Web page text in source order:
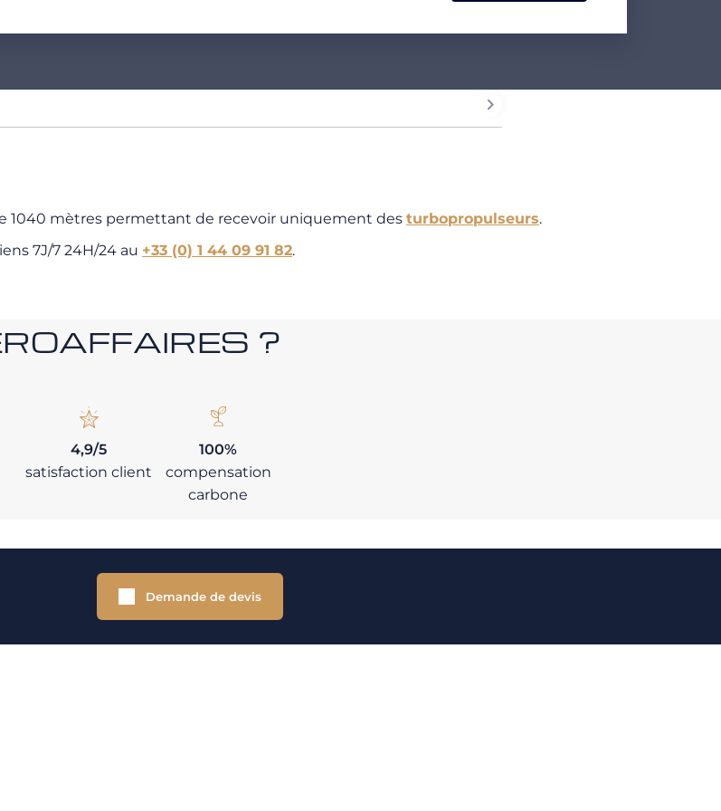
1040 mètres permettant de recevoir uniquement des turbopropulseurs.
7J/7 24H/24 au +33 (0) 1 44 09 91 82.
?
4,9/5
satisfaction client
100%
compensation
carbone
Demande de devis